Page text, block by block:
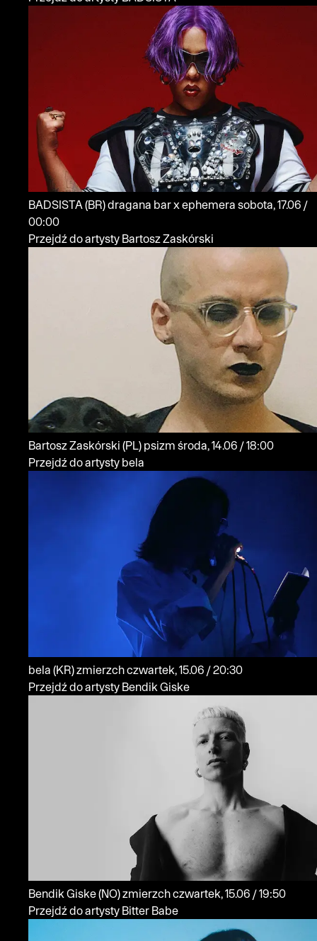
BADSISTA (BR)dragana bar x ephemera sobota, 17.06 /
00:00
Przejdź do artysty Bartosz Zaskórski
Bartosz Zaskórski (PL) psizm
środa, 14.06 / 18:00
Przejdź do artysty bela
bela (KR)zmierzch
czwartek, 15.06 / 20:30
Przejdź do artysty Bendik Giske
Bendik Giske(NO)zmierzch
czwartek, 15.06 / 19:50
Przejdź do artysty Bitter Babe